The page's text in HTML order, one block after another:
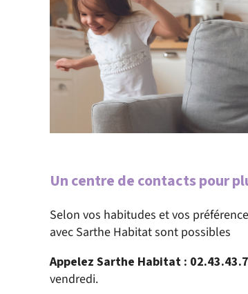
Un centre de contacts pour
Selon vos habitudes et vos
avec Sarthe Habitat sont possibles
Appelez Sarthe Habitat :
vendredi.